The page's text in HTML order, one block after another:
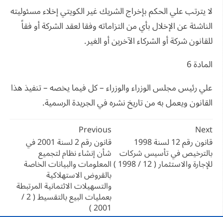
لا يترتب علي الحكم بإخراج الشريك غير الكويتي إخلاء مسئوليته
الناشئة عن الإخلال بأي من التزاماته وفقا لعقد الشركة أو فقاً
للقانون شركة أو الشركاء الآخرين أو الغير.
المادة 6
علي رئيس مجلس الوزراء والوزراء – كل فيما يخصه – تنفيذ هذا
القانون ويعمل به من تاريخ نشره في الجريدة الرسمية.
تصفّح
المقالات
Previous
قانون رقم 2 لسنة 2001 في
شأن إنشاء نظام لتجميع
المعلومات والبيانات الخاصة
بالقروض الاستهلاكية
والتسهيلات الائتمانية المرتبطة
بعمليات البيع بالتقسيط ( 2 /
2001 )
Next
قانون رقم 12 لسنة 1998
بالترخيص في تأسيس شركات
للإجارة والاستثمار ( 12 / 1998 )